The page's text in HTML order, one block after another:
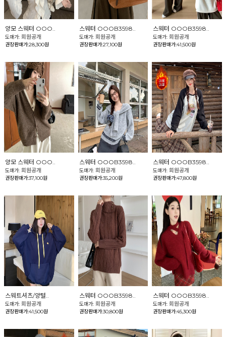
양모 스웨터 OOO..
도매가: 회원공개
권장판매가:28,300원
스웨터 OOOB3598..
도매가: 회원공개
권장판매가:27,100원
스웨터 OOOB3598..
도매가:회원공개
권장판매가:41,500원
양모 스웨터 OOO..
도매가: 회원공개
권장판매가:37,100원
스웨터 OOOB3598..
도매가: 회원공개
권장판매가:35,200원
스웨터 OOOB3598..
도매가:회원공개
권장판매가:47,800원
스웨트셔츠/양털..
도매가: 회원공개
권장판매가:41,500원
스웨터 OOOB3598..
도매가: 회원공개
권장판매가:30,800원
스웨터 OOOB3598..
도매가:회원공개
권장판매가:45,300원